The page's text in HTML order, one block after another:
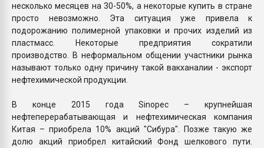
несколько месяцев на 30-50%, а некоторые купить в стране
просто невозможно. Эта ситуация уже привела к
подорожанию полимерной упаковки и прочих изделий из
пластмасс. Некоторые предприятия сократили
производство. В неформальном общении участники рынка
называют только одну причину такой вакханалии - экспорт
нефтехимической продукции.
В конце 2015 года Sinopec – крупнейшая
нефтеперерабатывающая и нефтехимическая компания
Китая – приобрела 10% акций "Сибура". Позже такую же
долю акций приобрел китайский Фонд шелкового пути.